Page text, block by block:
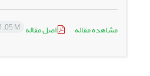
مشاهده مقاله اصل مقاله 1.05 M